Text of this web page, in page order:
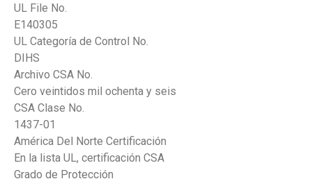
UL File No.
E140305
UL Categoría de Control No.
DIHS
Archivo CSA No.
Cero veintidos mil ochenta y seis
CSA Clase No.
1437-01
América Del Norte Certificación
En la lista UL, certificación CSA
Grado de Protección